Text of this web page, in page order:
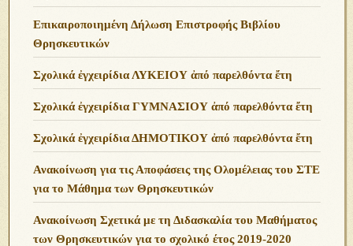
Επικαιροποιημένη Δήλωση Επιστροφής Βιβλίου
Θρησκευτικών
Σχολικά ἐγχειρίδια ΛΥΚΕΙΟΥ ἀπό παρελθόντα ἔτη
Σχολικά ἐγχειρίδια ΓΥΜΝΑΣΙΟΥ ἀπό παρελθόντα ἔτη
Σχολικά ἐγχειρίδια ΔΗΜΟΤΙΚΟΥ ἀπό παρελθόντα ἔτη
Ανακοίνωση για τις Αποφάσεις της Ολομέλειας του ΣΤΕ
για το Μάθημα των Θρησκευτικών
Ανακοίνωση Σχετικά με τη Διδασκαλία του Μαθήματος
των Θρησκευτικών για το σχολικό έτος 2019-2020